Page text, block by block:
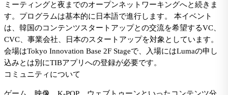
ミーティングと夜までのオープンネットワーキングへと続きま
す。プログラムは基本的に日本語で進行します。 本イベント
は、韓国のコンテンツスタートアップとの交流を希望するVC、
CVC、事業会社、日本のスタートアップを対象としています。
会場はTokyo Innovation Base 2F Stageで、入場にはLumaの申し
込みとは別にTIBアプリへの登録が必要です。
コミュニティについて